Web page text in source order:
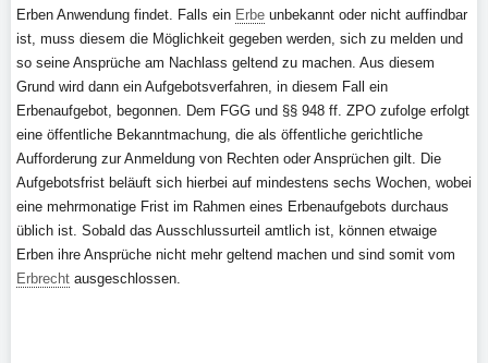
Erben Anwendung findet. Falls ein Erbe unbekannt oder nicht auffindbar
ist, muss diesem die Möglichkeit gegeben werden, sich zu melden und
so seine Ansprüche am Nachlass geltend zu machen. Aus diesem
Grund wird dann ein Aufgebotsverfahren, in diesem Fall ein
Erbenaufgebot, begonnen. Dem FGG und §§ 948 ff. ZPO zufolge erfolgt
eine öffentliche Bekanntmachung, die als öffentliche gerichtliche
Aufforderung zur Anmeldung von Rechten oder Ansprüchen gilt. Die
Aufgebotsfrist beläuft sich hierbei auf mindestens sechs Wochen, wobei
eine mehrmonatige Frist im Rahmen eines Erbenaufgebots durchaus
üblich ist. Sobald das Ausschlussurteil amtlich ist, können etwaige
Erben ihre Ansprüche nicht mehr geltend machen und sind somit vom
Erbrecht ausgeschlossen.